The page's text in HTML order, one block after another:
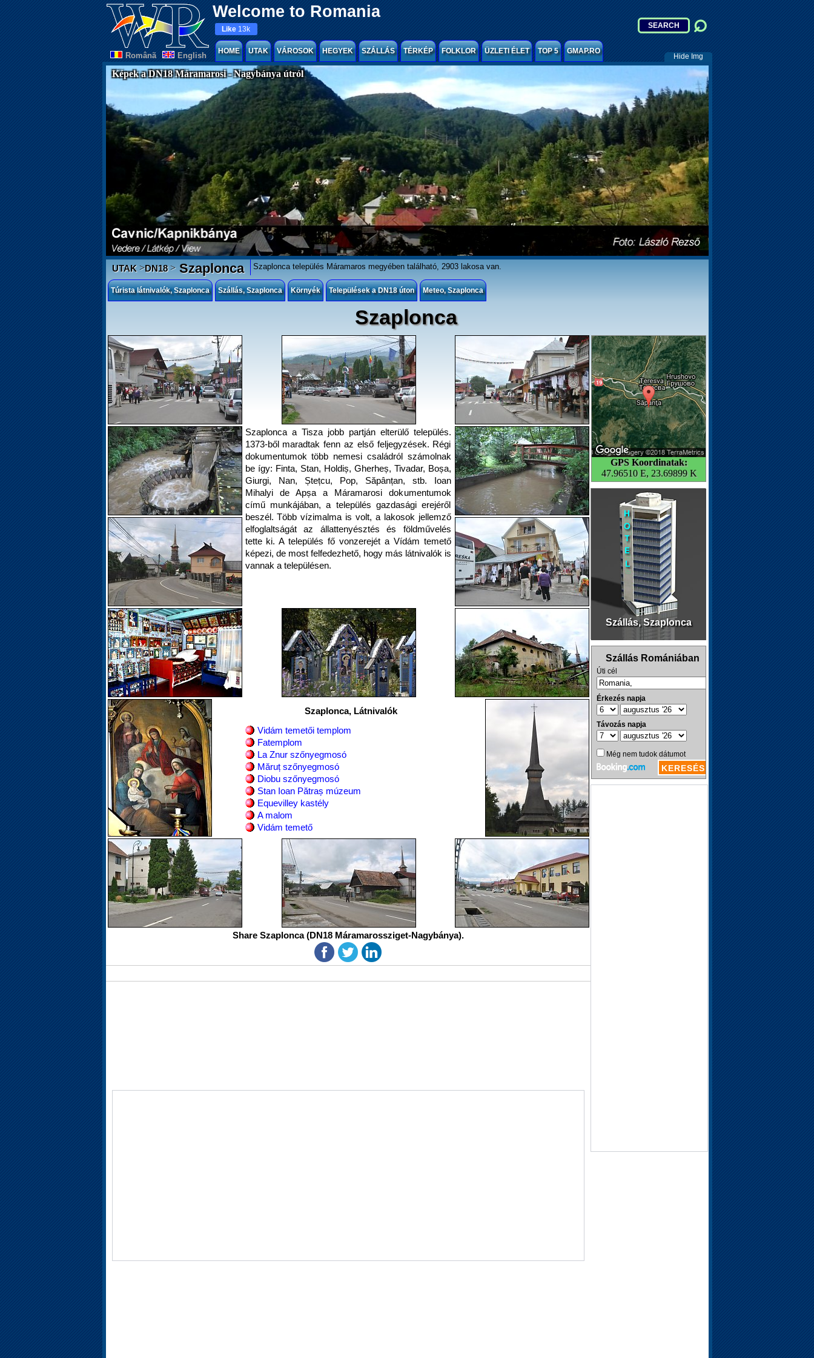
Welcome to Romania
Românã English
Like 13k
HOME UTAK VÁROSOK HEGYEK SZÁLLÁS TÉRKÉP FOLKLOR ÜZLETI ÉLET TOP 5 GMAP.RO
Hide Img
Képek a DN18 Máramarosi - Nagybánya útról
UTAK>DN18>Szaplonca Szaplonca település Máramaros megyében található, 2903 lakosa van.
Túrista látnivalók, Szaplonca Szállás, Szaplonca Környék Települések a DN18 úton Meteo, Szaplonca
Szaplonca
GPS Koordinatak:
47.96510 E, 23.69899 K
Szaplonca a Tisza jobb partján elterülő település.
1373-ből maradtak fenn az első feljegyzések. Régi
dokumentumok több nemesi családról számolnak
be így: Finta, Stan, Holdiș, Gherheș, Tivadar, Boșa,
Giurgi, Nan, Ștețcu, Pop, Săpânțan, stb. Ioan
Mihalyi de Apșa a Máramarosi dokumentumok
című munkájában, a település gazdasági erejéről
beszél. Több vízimalma is volt, a lakosok jellemző
elfoglaltságát az állattenyésztés és földművelés
tette ki. A település fő vonzerejét a Vídám temető
képezi, de most felfedezhető, hogy más látnivalók is
vannak a településen.
Szaplonca, Látnivalók
Vidám temetői templom
Fatemplom
La Znur szőnyegmosó
Măruț szőnyegmosó
Diobu szőnyegmosó
Stan Ioan Pătraș múzeum
Equevilley kastély
A malom
Vidám temető
Szállás, Szaplonca
Share Szaplonca (DN18 Máramarossziget-Nagybánya).